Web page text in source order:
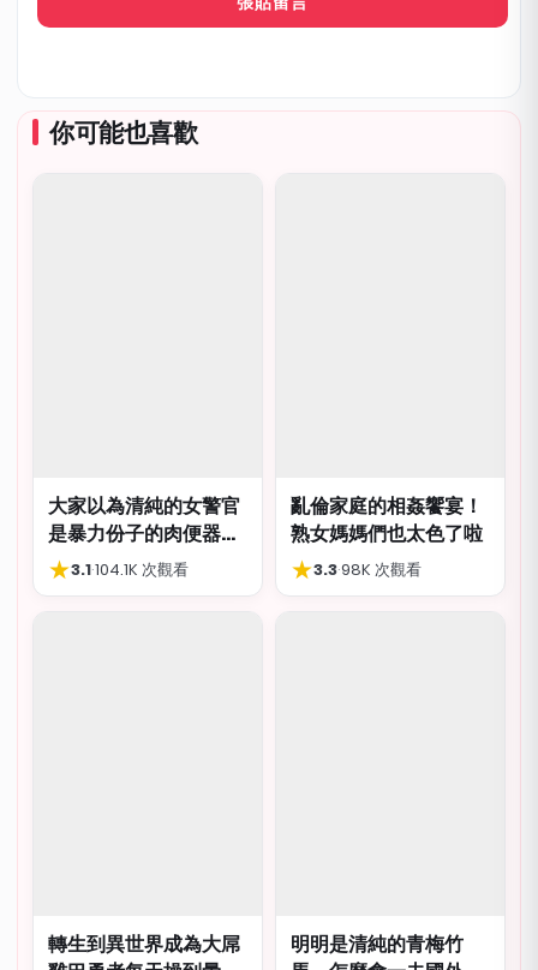
你可能也喜歡
大家以為清純的女警官
是暴力份子的肉便器，
肛交多P都可以
★3.1·104.1K 次觀看
亂倫家庭的相姦饗宴！
熟女媽媽們也太色了啦
★3.3·98K 次觀看
轉生到異世界成為大屌
明明是清純的青梅竹